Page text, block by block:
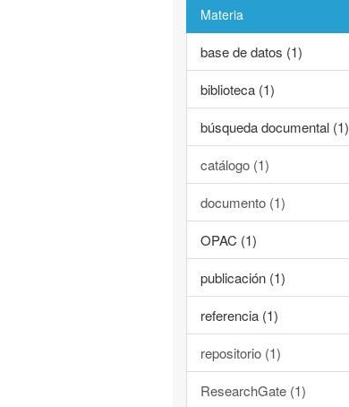
Materia
base de datos (1)
biblioteca (1)
búsqueda documental (1)
catálogo (1)
documento (1)
OPAC (1)
publicación (1)
referencia (1)
repositorio (1)
ResearchGate (1)